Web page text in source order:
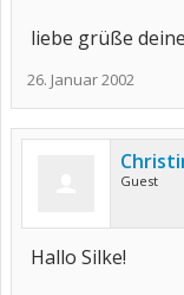
liebe grüße
26. Januar 2002
Guest
Hallo Silke!